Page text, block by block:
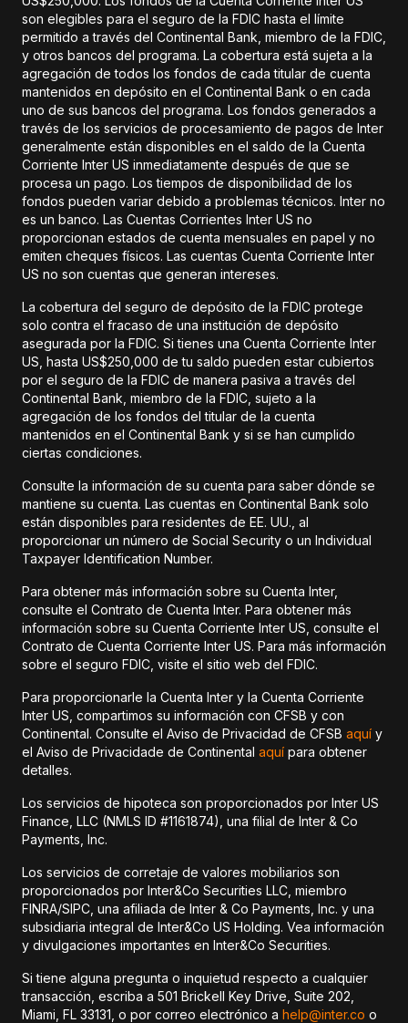
son elegibles para el seguro de la FDIC hasta el límite
permitido a través del Continental Bank, miembro de la FDIC,
y otros bancos del programa. La cobertura está sujeta a la
agregación de todos los fondos de cada titular de cuenta
mantenidos en depósito en el Continental Bank o en cada
uno de sus bancos del programa. Los fondos generados a
través de los servicios de procesamiento de pagos de Inter
generalmente están disponibles en el saldo de la Cuenta
Corriente Inter US inmediatamente después de que se
procesa un pago. Los tiempos de disponibilidad de los
fondos pueden variar debido a problemas técnicos. Inter no
es un banco. Las Cuentas Corrientes Inter US no
proporcionan estados de cuenta mensuales en papel y no
emiten cheques físicos. Las cuentas Cuenta Corriente Inter
US no son cuentas que generan intereses.
La cobertura del seguro de depósito de la FDIC protege
solo contra el fracaso de una institución de depósito
asegurada por la FDIC. Si tienes una Cuenta Corriente Inter
US, hasta US$250,000 de tu saldo pueden estar cubiertos
por el seguro de la FDIC de manera pasiva a través del
Continental Bank, miembro de la FDIC, sujeto a la
agregación de los fondos del titular de la cuenta
mantenidos en el Continental Bank y si se han cumplido
ciertas condiciones.
Consulte la información de su cuenta para saber dónde se
mantiene su cuenta. Las cuentas en Continental Bank solo
están disponibles para residentes de EE. UU., al
proporcionar un número de Social Security o un Individual
Taxpayer Identification Number.
Para obtener más información sobre su Cuenta Inter,
consulte el Contrato de Cuenta Inter. Para obtener más
información sobre su Cuenta Corriente Inter US, consulte el
Contrato de Cuenta Corriente Inter US. Para más información
sobre el seguro FDIC, visite el sitio web del FDIC.
Para proporcionarle la Cuenta Inter y la Cuenta Corriente
Inter US, compartimos su información con CFSB y con
Continental. Consulte el Aviso de Privacidad de CFSB aquí y
el Aviso de Privacidade de Continental aquí para obtener
detalles.
Los servicios de hipoteca son proporcionados por Inter US
Finance, LLC (NMLS ID #1161874), una filial de Inter & Co
Payments, Inc.
Los servicios de corretaje de valores mobiliarios son
proporcionados por Inter&Co Securities LLC, miembro
FINRA/SIPC, una afiliada de Inter & Co Payments, Inc. y una
subsidiaria integral de Inter&Co US Holding. Vea información
y divulgaciones importantes en Inter&Co Securities.
Si tiene alguna pregunta o inquietud respecto a cualquier
transacción, escriba a 501 Brickell Key Drive, Suite 202,
Miami, FL 33131, o por correo electrónico a help@inter.co o